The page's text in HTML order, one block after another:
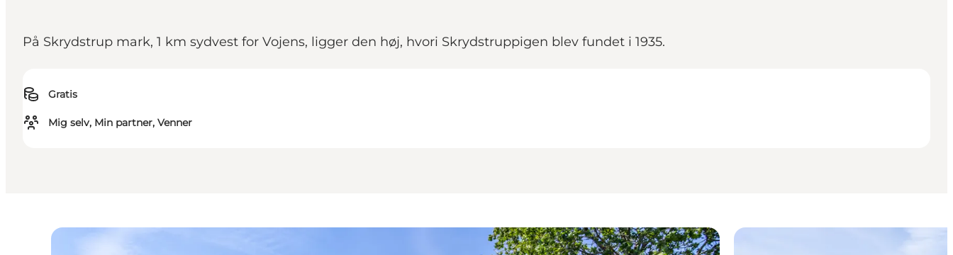
På Skrydstrup mark, 1 km sydvest for Vojens, ligger den høj, hvori Skrydstruppigen blev fundet i 1935.
Gratis
Mig selv, Min partner, Venner